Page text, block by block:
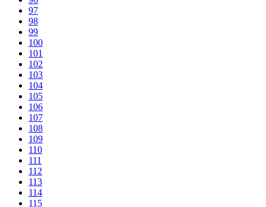
97
98
99
100
101
102
103
104
105
106
107
108
109
110
111
112
113
114
115